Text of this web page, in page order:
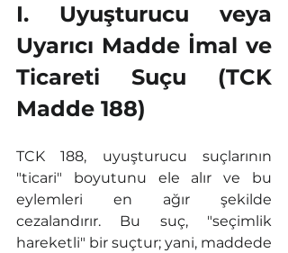
I. Uyuşturucu veya
Uyarıcı Madde İmal ve
Ticareti Suçu (TCK
Madde 188)
TCK 188, uyuşturucu suçlarının
"ticari" boyutunu ele alır ve bu
eylemleri en ağır şekilde
cezalandırır. Bu suç, "seçimlik
hareketli" bir suçtur; yani, maddede